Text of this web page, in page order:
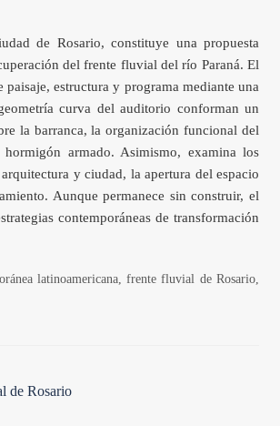
de Rosario, constituye una propuesta
del frente fluvial del río Paraná. El
estructura y programa mediante una
curva del auditorio conforman un
la barranca, la organización funcional del
armado. Asimismo, examina los
y ciudad, la apertura del espacio
Aunque permanece sin construir, el
contemporáneas de transformación
latinoamericana, frente fluvial de Rosario,
de Rosario